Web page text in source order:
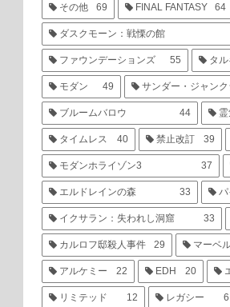
その他 69 FINAL FANTASY 64
ダスクモーン：戦慄の館
ファウンデーションズ 55 タル
モダン 49 サンダー・ジャン
ブルームバロウ 44 霊
タイムレス 40 禁止改訂 39
モダンホライゾン3 37
エルドレインの森 33 パ
イクサラン：失われし洞窟 33
カルロフ邸殺人事件 29 マーベ
アルケミー 22 EDH 20
リミテッド 12 レガシー 6